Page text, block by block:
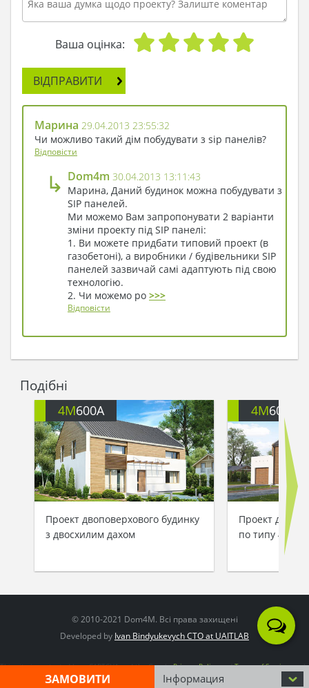
Ваша оцінка:
ВІДПРАВИТИ
Марина 29.04.2013 23:55:32
Чи можливо такий дім побудувати з sip панелів?
Відповісти
↳ Dom4m 30.04.2013 13:11:43
Марина, Даний будинок можна побудувати з
SIP панелей.
Ми можемо Вам запропонувати 2 варіанти
зміни проекту під SIP панелі:
1. Ви можете придбати типовий проект (в
газобетоні), а виробники / будівельники SIP
панелей зазвичай самі адаптують під свою
технологію.
2. Чи можемо ро >>>
Відповісти
Подібні
4M600A
Проект двоповерхового будинку
з двосхилим дахом
4M600G
Проект
по типу
ЗАМОВИТИ Інформация
© 2010-2021 Dom4M. Всі права захищені
Developed by Ivan Bindyukevych CTO at UAITLAB
This site is protected by reCAPTCHA and the GooglePrivacy PolicyandTerms of Serviceapply